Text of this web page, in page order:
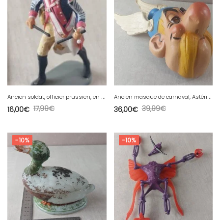
A
ncien soldat, officier prussien, en plastique peint, Preiser / Elastolin
17,99€
16,00€
A
ncien masque de carnaval, Astérix, César, 1974 vintage
39,99€
36,00€
-10% -10%